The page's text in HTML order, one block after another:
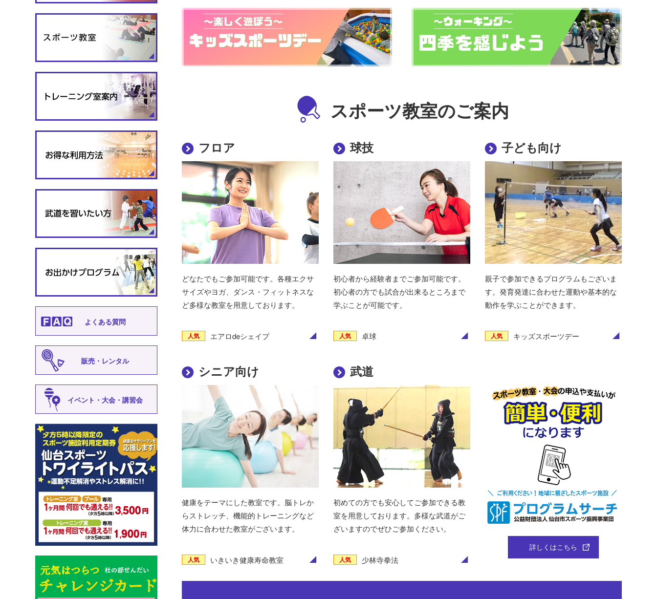
スポーツ教室のご案内
フロア
どなたでもご参加可能です。各種エクサ
サイズやヨガ、ダンス・フィットネスな
ど多様な教室を用意しております。
人気 エアロdeシェイプ
球技
初心者から経験者までご参加可能です。
初心者の方でも試合が出来るところまで
学ぶことが可能です。
人気 卓球
子ども向け
親子で参加できるプログラムもございま
す。発育発達に合わせた運動や基本的な
動作を学ぶことができます。
人気 キッズスポーツデー
シニア向け
健康をテーマにした教室です。脳トレか
らストレッチ、機能的トレーニングなど
体力に合わせた教室がございます。
人気 いきいき健康寿命教室
武道
初めての方でも安心してご参加できる教
室を用意しております。多様な武道がご
ざいますのでぜひご参加ください。
人気 少林寺拳法
詳しくはこちら
よくある質問
販売・レンタル
イベント・大会・講習会